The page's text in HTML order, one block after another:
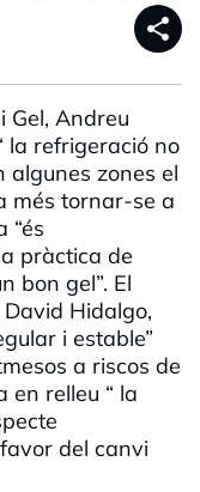
share
Gel, Andreu
la refrigeració no
zones el
més tornar-se a
“és
pràctica de
bon gel”. El
David Hidalgo,
i estable”
a riscos de
en relleu “ la
del canvi